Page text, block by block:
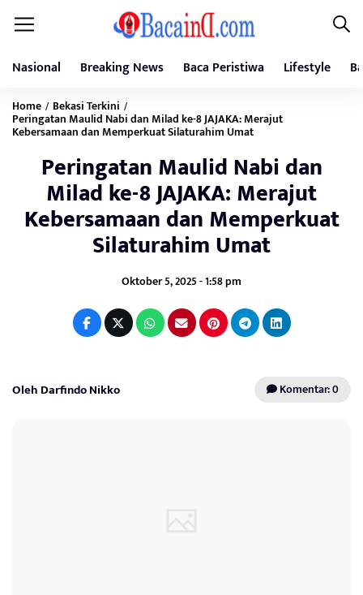
Nasional Breaking News Baca Peristiwa Lifestyle
Home / Bekasi Terkini /
Peringatan Maulid Nabi dan Milad ke-8 JAJAKA: Merajut
Kebersamaan dan Memperkuat Silaturahim Umat
Peringatan Maulid Nabi dan
Milad ke-8 JAJAKA: Merajut
Kebersamaan dan Memperkuat
Silaturahim Umat
Oktober 5, 2025 - 1:58 pm
Oleh Darfindo Nikko Komentar: 0